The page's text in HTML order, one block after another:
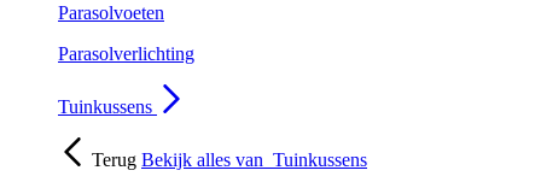
Parasolvoeten
Parasolverlichting
Tuinkussens
Terug Bekijk alles van Tuinkussens